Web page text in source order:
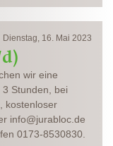
Dienstag, 16. Mai 2023
wir eine
Stunden, bei
kostenloser
info@jurabloc.de
0173-8530830.